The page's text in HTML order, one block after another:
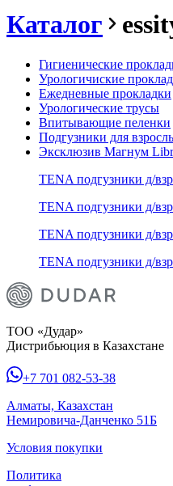
Каталог
Гигиенические
Урологичиские
Ежедневные прокладки
Урологические трусы
Впитывающие пеленки
Подгузники для
Эксклюзив Магнум
TENA подгузники д/
TENA подгузники д/
TENA подгузники д/
TENA подгузники д/
ТОО «Дудар»
Дистрибьюция в Казахстане
+7 701 082-53-38
Алматы, Казахстан
Немировича-Данченко 51Б
Условия покупки
Политика